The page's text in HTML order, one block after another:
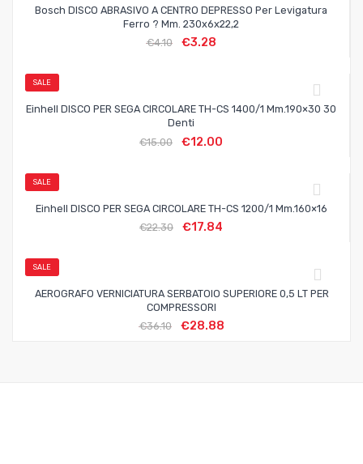
Bosch DISCO ABRASIVO A CENTRO DEPRESSO Per Levigatura
Ferro ? Mm. 230x6x22,2
€4.10 €3.28
SALE
Einhell DISCO PER SEGA CIRCOLARE TH-CS 1400/1 Mm.190×30 30
Denti
€15.00 €12.00
SALE
Einhell DISCO PER SEGA CIRCOLARE TH-CS 1200/1 Mm.160×16
€22.30 €17.84
SALE
AEROGRAFO VERNICIATURA SERBATOIO SUPERIORE 0,5 LT PER
COMPRESSORI
€36.10 €28.88